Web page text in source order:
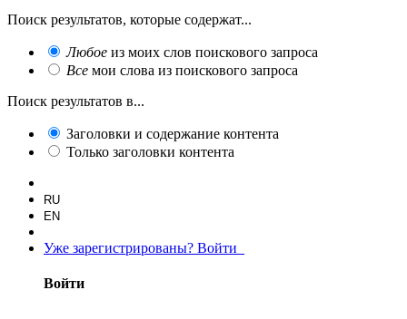
Поиск результатов, которые содержат...
Любое из моих слов поискового запроса
Все мои слова из поискового запроса
Поиск результатов в...
Заголовки и содержание контента
Только заголовки контента
RU
EN
Уже зарегистрированы? Войти
Войти